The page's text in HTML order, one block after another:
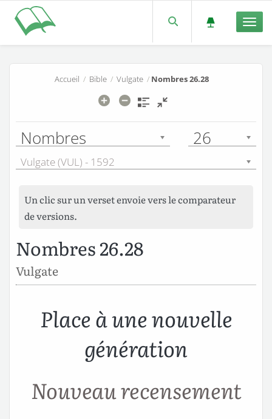
Accueil / Bible /Vulgate / Nombres 26.28
Nombres 26
Vulgate (VUL) - 1592
Un clic sur un verset envoie vers le comparateur
de versions.
Nombres 26.28
Vulgate
Place à une nouvelle
génération
Nouveau recensement